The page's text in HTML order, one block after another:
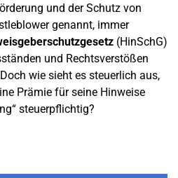
und der Schutz von
genannt, immer
(HinSchG)
und Rechtsverstößen
wie sieht es steuerlich aus,
Prämie für seine Hinweise
steuerpflichtig?